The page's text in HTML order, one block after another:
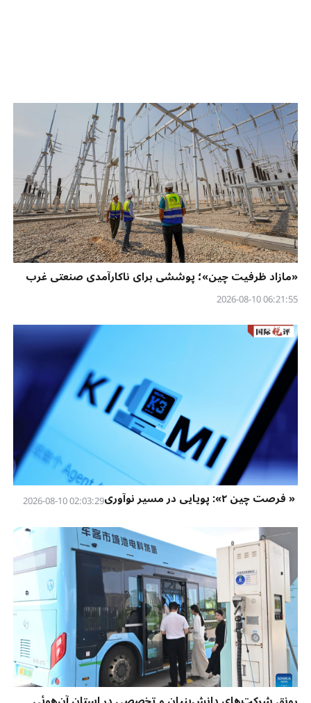
«مازاد ظرفیت چین»؛ پوششی برای ناکارآمدی صنعتی غرب
06:21:55 2026-08-10
« فرصت چین ۲»: پویایی در مسیر نوآوری 02:03:29 2026-08-10